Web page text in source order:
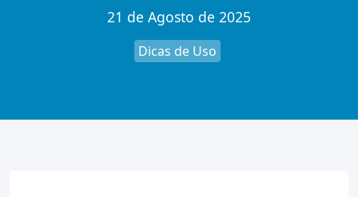
21 de Agosto de 2025
Dicas de Uso